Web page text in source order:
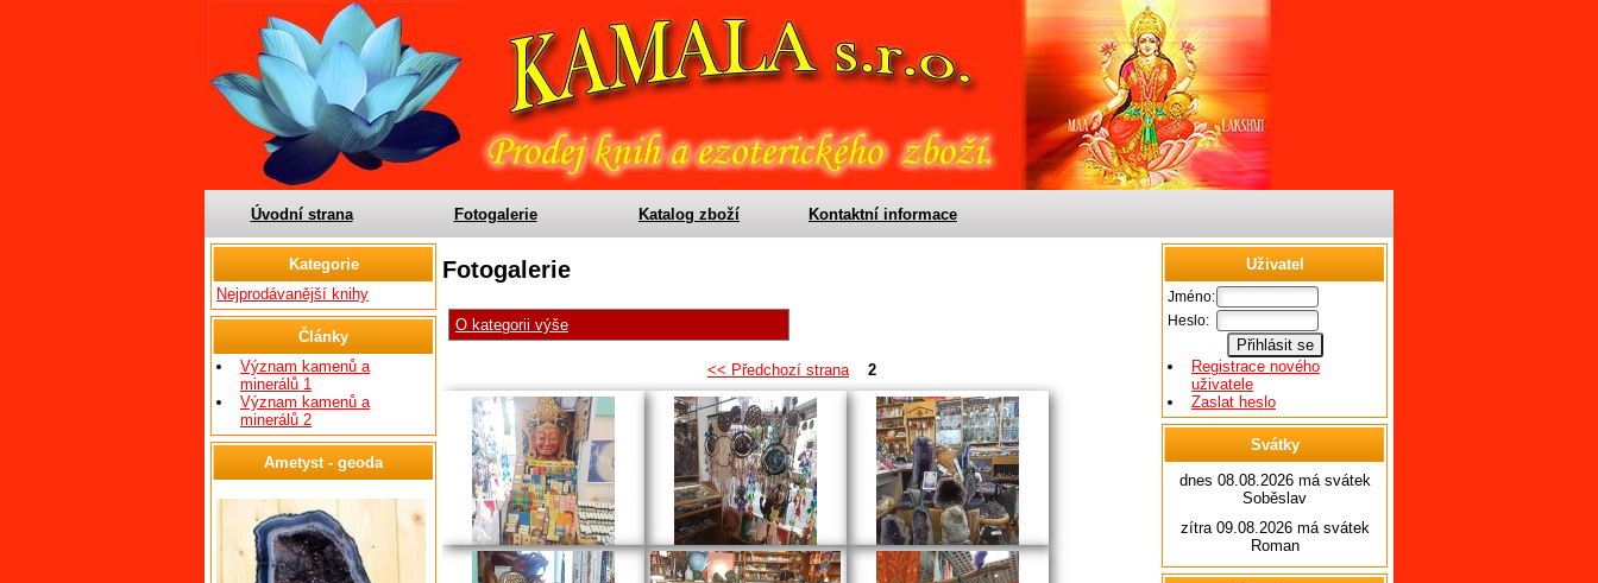
Úvodní strana Fotogalerie Katalog zboží Kontaktní informace
Fotogalerie
O kategorii výše
<< Předchozí strana 2
Kategorie
Nejprodávanější knihy
Články
Význam kamenů a
minerálů 1
Význam kamenů a
minerálů 2
Ametyst - geoda
Uživatel
Jméno:
Heslo:
Registrace nového
uživatele
Zaslat heslo
Svátky
dnes 08.08.2026 má svátek
Soběslav
zítra 09.08.2026 má svátek
Roman